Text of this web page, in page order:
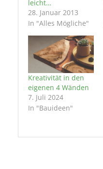
leicht…
28. Januar 2013
In "Alles Mögliche"
Kreativität in den
eigenen 4 Wänden
7. Juli 2024
In "Bauideen"